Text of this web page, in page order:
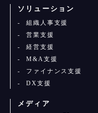
ソリューション
組織人事支援
営業支援
経営支援
M&A支援
ファイナンス支援
DX支援
メディア